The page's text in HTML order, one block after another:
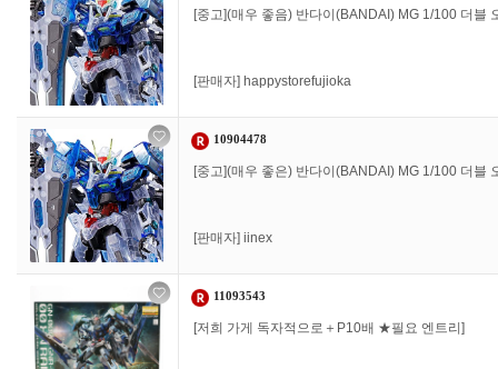
[중고](매우 좋음) 반다이(BANDAI) MG 1/100 더블
[판매자] happystorefujioka
10904478
[중고](매우 좋은) 반다이(BANDAI) MG 1/100 더블
[판매자] iinex
11093543
[저희 가게 독자적으로＋P10배 ★필요 엔트리]